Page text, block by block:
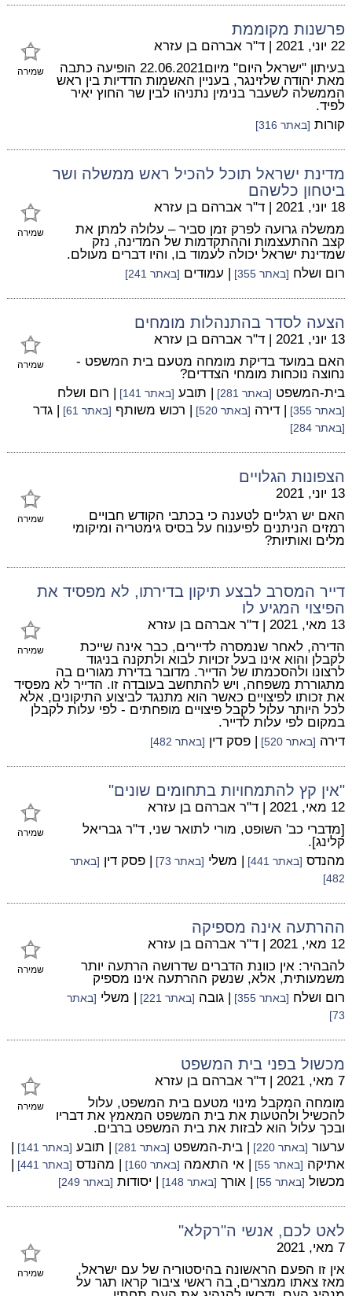
פרשנות מקוממת
שמירה
22 יוני, 2021 | ד"ר אברהם בן עזרא
בעיתון "ישראל היום" מיום22.06.2021 הופיעה כתבה
מאת יהודה שלזינגר, בעניין האשמות הדדיות בין ראש
הממשלה לשעבר בנימין נתניהו לבין שר החוץ יאיר
לפיד.
קורות [באתר 316]
מדינת ישראל תוכל להכיל ראש ממשלה ושר
ביטחון כלשהם
שמירה
18 יוני, 2021 | ד"ר אברהם בן עזרא
ממשלה גרועה לפרק זמן סביר – עלולה למתן את
קצב ההתעצמות וההתקדמות של המדינה, נזק
שמדינת ישראל יכולה לעמוד בו, והיו דברים מעולם.
רום ושלח [באתר 355] | עמודים [באתר 241]
הצעה לסדר בהתנהלות מומחים
שמירה
13 יוני, 2021 | ד"ר אברהם בן עזרא
האם במועד בדיקת מומחה מטעם בית המשפט -
נחוצה נוכחות מומחי הצדדים?
בית-המשפט [באתר 281] | תובע [באתר 141] | רום ושלח
[באתר 355] | דירה [באתר 520] | רכוש משותף [באתר 61] | גדר
[באתר 284]
הצפונות הגלויים
שמירה
13 יוני, 2021
האם יש רגליים לטענה כי בכתבי הקודש חבויים
רמזים הניתנים לפיענוח על בסיס גימטריה ומיקומי
מלים ואותיות?
דייר המסרב לבצע תיקון בדירתו, לא מפסיד את
הפיצוי המגיע לו
שמירה
13 מאי, 2021 | ד"ר אברהם בן עזרא
הדירה, לאחר שנמסרה לדיירים, כבר אינה שייכת
לקבלן והוא אינו בעל זכויות לבוא ולתקנה בניגוד
לרצונו ולהסכמתו של הדייר. מדובר בדירת מגורים בה
מתגוררת משפחה, ויש להתחשב בעובדה זו. הדייר לא מפסיד
את זכותו לפיצויים כאשר הוא מתנגד לביצוע התיקונים, אלא
לכל היותר עלול לקבל פיצויים מופחתים - לפי עלות לקבלן
במקום לפי עלות לדייר.
דירה [באתר 520] | פסק דין [באתר 482]
"אין קץ להתמחויות בתחומים שונים"
שמירה
12 מאי, 2021 | ד"ר אברהם בן עזרא
[מדברי כב' השופט, מורי לתואר שני, ד"ר גבריאל
קלינג].
מהנדס [באתר 441] | משלי [באתר 73] | פסק דין [באתר
482]
ההרתעה אינה מספיקה
שמירה
12 מאי, 2021 | ד"ר אברהם בן עזרא
להבהיר: אין כוונת הדברים שדרושה הרתעה יותר
משמעותית, אלא, שנשק ההרתעה אינו מספיק
רום ושלח [באתר 355] | גובה [באתר 221] | משלי [באתר
73]
מכשול בפני בית המשפט
שמירה
7 מאי, 2021 | ד"ר אברהם בן עזרא
מומחה המקבל מינוי מטעם בית המשפט, עלול
להכשיל ולהטעות את בית המשפט המאמץ את דבריו
ובכך עלול הוא לבזות את בית המשפט ברבים.
ערעור [באתר 220] | בית-המשפט [באתר 281] | תובע [באתר 141]
|
אתיקה [באתר 55] | אי התאמה [באתר 160] | מהנדס [באתר 441]
|
מכשול [באתר 55] | אורך [באתר 148] | יסודות [באתר 249]
לאט לכם, אנשי ה"רקלא"
שמירה
7 מאי, 2021
אין זו הפעם הראשונה בהיסטוריה של עם ישראל,
מאז צאתו ממצרים, בה ראשי ציבור קראו תגר על